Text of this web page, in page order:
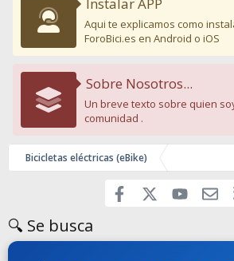
Aqui te explicamos como
ForoBici.es en Android o iOS
Sobre Nosotros...
Un breve texto sobre quien
comunidad .
Bicicletas eléctricas (eBike)
Facebook youtube
🔍 Se busca